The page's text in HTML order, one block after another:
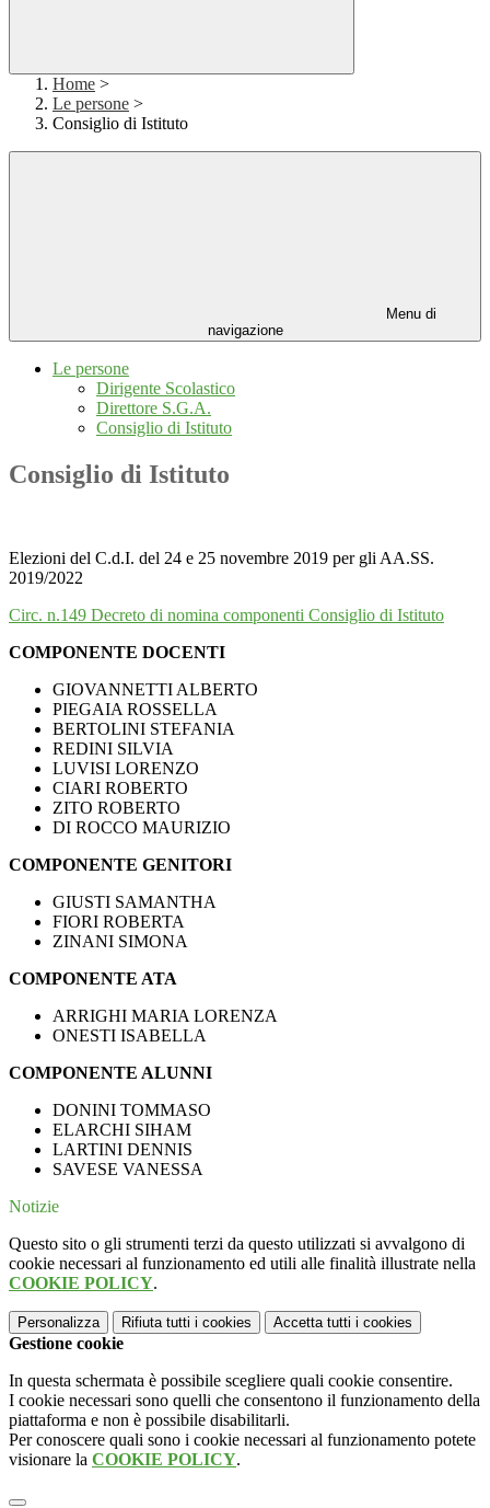
Home >
Le persone >
Consiglio di Istituto
Menu di
navigazione
Le persone
Dirigente Scolastico
Direttore S.G.A.
Consiglio di Istituto
Consiglio di Istituto
Elezioni del C.d.I. del 24 e 25 novembre 2019 per gli AA.SS.
2019/2022
Circ. n.149 Decreto di nomina componenti Consiglio di Istituto
COMPONENTE DOCENTI
GIOVANNETTI ALBERTO
PIEGAIA ROSSELLA
BERTOLINI STEFANIA
REDINI SILVIA
LUVISI LORENZO
CIARI ROBERTO
ZITO ROBERTO
DI ROCCO MAURIZIO
COMPONENTE GENITORI
GIUSTI SAMANTHA
FIORI ROBERTA
ZINANI SIMONA
COMPONENTE ATA
ARRIGHI MARIA LORENZA
ONESTI ISABELLA
COMPONENTE ALUNNI
DONINI TOMMASO
ELARCHI SIHAM
LARTINI DENNIS
SAVESE VANESSA
Notizie
Questo sito o gli strumenti terzi da questo utilizzati si avvalgono di
cookie necessari al funzionamento ed utili alle finalità illustrate nella
COOKIE POLICY.
Personalizza Rifiuta tutti i cookies Accetta tutti i cookies
Gestione cookie
In questa schermata è possibile scegliere quali cookie consentire.
I cookie necessari sono quelli che consentono il funzionamento della
piattaforma e non è possibile disabilitarli.
Per conoscere quali sono i cookie necessari al funzionamento potete
visionare la COOKIE POLICY.